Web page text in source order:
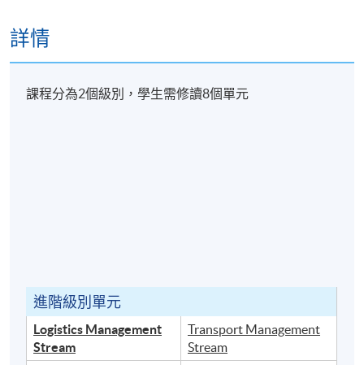
詳情
課程分為2個級別，學生需修讀8個單元
進階級別單元
Logistics Management
Stream
Transport Management
Stream